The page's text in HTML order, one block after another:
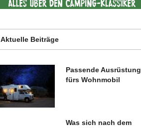
Aktuelle Beiträge
Passende Ausrüstung
fürs Wohnmobil
Was sich nach dem